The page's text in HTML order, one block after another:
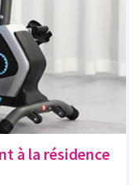
à la résidence